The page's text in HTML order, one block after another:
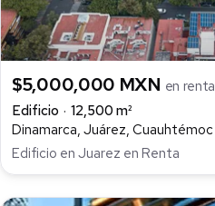
$5,000,000 MXN en renta
Edificio
12,500 m²
Dinamarca, Juárez, Cuauhtémoc
Edificio en Juarez en Renta